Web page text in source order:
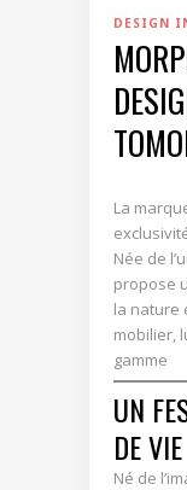
DESIGN
La
Née de
propose
la nature
mobilier,
gamme
UN
DE VIE
Né de